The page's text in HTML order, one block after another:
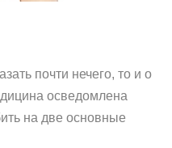
почти нечего, то и о
осведомлена
на две основные